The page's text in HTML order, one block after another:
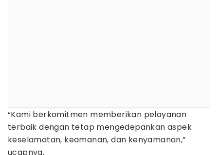
“Kami berkomitmen memberikan pelayanan
terbaik dengan tetap mengedepankan aspek
keselamatan, keamanan, dan kenyamanan,”
ucapnya.